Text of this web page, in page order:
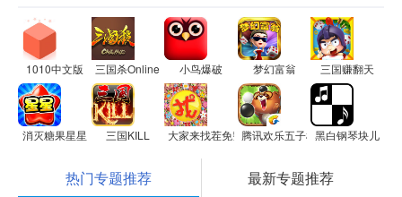
1010中文版 三国杀Online 小鸟爆破 梦幻富翁 三国赚翻天
消灭糖果星星 三国KILL 大家来找茬免费版腾讯欢乐五子棋黑白钢琴块儿
热门专题推荐 最新专题推荐